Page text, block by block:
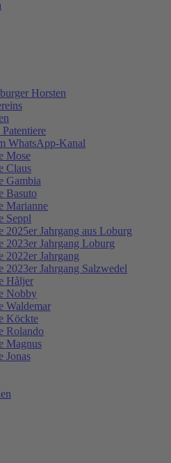
Horsten
WhatsApp-Kanal
Mose
Claus
Gambia
Basuto
Marianne
Seppl
2025er Jahrgang aus Loburg
2023er Jahrgang Loburg
2022er Jahrgang
2023er Jahrgang Salzwedel
Håljer
Nobby
Waldemar
Köckte
Rolando
Magnus
Jonas